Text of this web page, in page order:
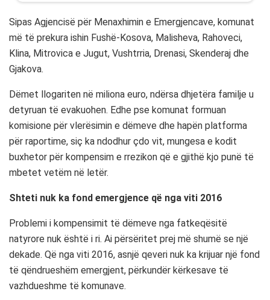
Sipas Agjencisë për Menaxhimin e Emergjencave, komunat
më të prekura ishin Fushë-Kosova, Malisheva, Rahoveci,
Klina, Mitrovica e Jugut, Vushtrria, Drenasi, Skenderaj dhe
Gjakova.
Dëmet llogariten në miliona euro, ndërsa dhjetëra familje u
detyruan të evakuohen. Edhe pse komunat formuan
komisione për vlerësimin e dëmeve dhe hapën platforma
për raportime, siç ka ndodhur çdo vit, mungesa e kodit
buxhetor për kompensim e rrezikon që e gjithë kjo punë të
mbetet vetëm në letër.
Shteti nuk ka fond emergjence që nga viti 2016
Problemi i kompensimit të dëmeve nga fatkeqësitë
natyrore nuk është i ri. Ai përsëritet prej më shumë se një
dekade. Që nga viti 2016, asnjë qeveri nuk ka krijuar një fond
të qëndrueshëm emergjent, përkundër kërkesave të
vazhdueshme të komunave.